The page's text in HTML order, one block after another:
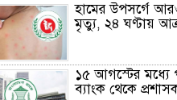
হামের উপসর্গে
মৃত্যু, ২৪ ঘণ্টায়
১৫ আগস্টের মধ্যে
ব্যাংক থেকে